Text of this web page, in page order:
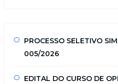
PROCESSO SELETIVO
005/2026
EDITAL DO CURSO DE